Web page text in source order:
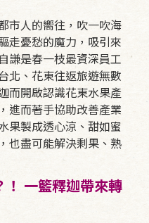
市人的嚮往，吹一吹海
走憂愁的魔力，吸引來
謙是春一枝最資深員工
北、花東往返旅遊無數
而開啟認識花東水果產
進而著手協助改善產業
果製成透心涼、甜如蜜
也盡可能解決剩果、熟
！ 一籃釋迦帶來轉